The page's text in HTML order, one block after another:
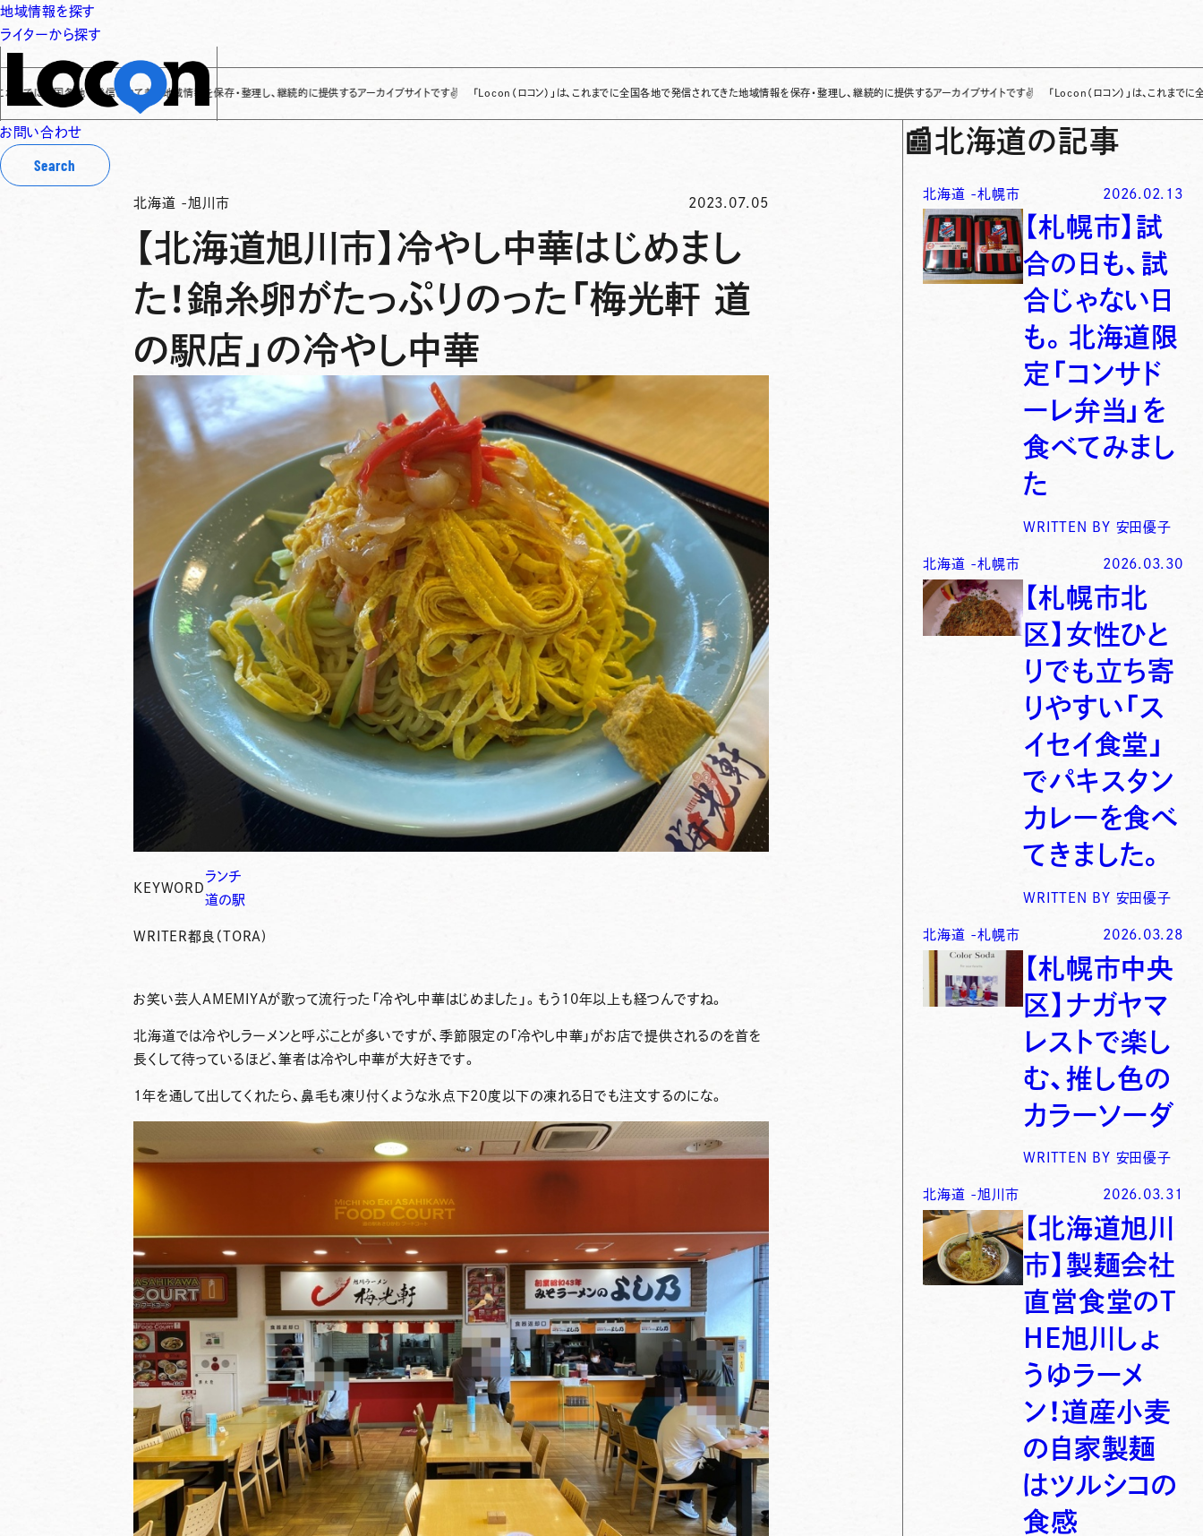
地域情報を探す
ライターから探す
お問い合わせ
Search
地で発信されてきた地域情報を保存・整理し、継続的に提供するアーカイブサイトです✌ 「Locon（ロコン）」は、これまでに全国各地で発信されてきた地域情報を保存・整理し、継続的に提供するアーカイブサイトです✌ 「Locon（ロコン）」は、これまでに全国各地で発
北海道 -旭川市 2023.07.05
【北海道旭川市】冷やし中華はじめまし
た！錦糸卵がたっぷりのった「梅光軒 道
の駅店」の冷やし中華
KEYWORD
ランチ
道の駅
WRITER都良（TORA)
お笑い芸人AMEMIYAが歌って流行った「冷やし中華はじめました」。もう10年以上も経つんですね。
北海道では冷やしラーメンと呼ぶことが多いですが、季節限定の「冷やし中華」がお店で提供されるのを首を
長くして待っているほど、筆者は冷やし中華が大好きです。
1年を通して出してくれたら、鼻毛も凍り付くような氷点下20度以下の凍れる日でも注文するのにな。
📰北海道の記事
北海道 -札幌市 2026.02.13
【札幌市】試
合の日も、試
合じゃない日
も。北海道限
定「コンサド
ーレ弁当」を
食べてみまし
た
WRITTEN BY 安田優子
北海道 -札幌市 2026.03.30
【札幌市北
区】女性ひと
りでも立ち寄
りやすい「ス
イセイ食堂」
でパキスタン
カレーを食べ
てきました。
WRITTEN BY 安田優子
北海道 -札幌市 2026.03.28
【札幌市中央
区】ナガヤマ
レストで楽し
む、推し色の
カラーソーダ
WRITTEN BY 安田優子
北海道 -旭川市 2026.03.31
【北海道旭川
市】製麺会社
直営食堂のT
HE旭川しょ
うゆラーメ
ン！道産小麦
の自家製麺
はツルシコの
食感